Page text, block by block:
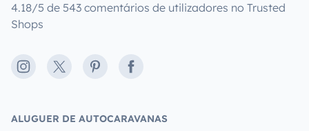
4.18/5 de 543 comentários de utilizadores no Trusted
Shops
Instagram
X PinterestFacebook
ALUGUER DE AUTOCARAVANAS